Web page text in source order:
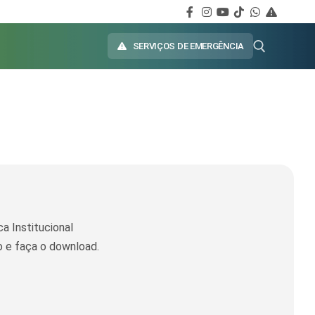
SERVIÇOS DE EMERGÊNCIA
Institucional
e faça o download.